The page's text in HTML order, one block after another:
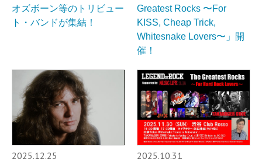
オズボーン等のトリビュー
ト・バンドが集結！
Greatest Rocks 〜For
KISS, Cheap Trick,
Whitesnake Lovers〜」開
催！
2025.12.25 2025.10.31